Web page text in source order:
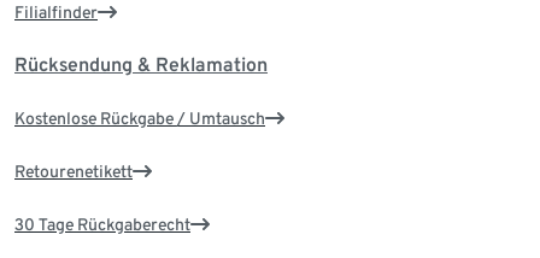
Filialfinder
Rücksendung & Reklamation
Kostenlose Rückgabe / Umtausch
Retourenetikett
30 Tage Rückgaberecht